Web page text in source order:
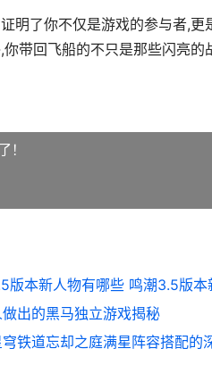
明了你不仅是游戏的参与者,更
带回飞船的不只是那些闪亮的
！
出的黑马独立游戏揭秘
铁道忘却之庭满星阵容搭配的